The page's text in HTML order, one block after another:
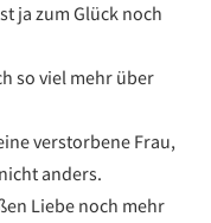
ja zum Glück noch
so viel mehr über
verstorbene Frau,
anders.
Liebe noch mehr